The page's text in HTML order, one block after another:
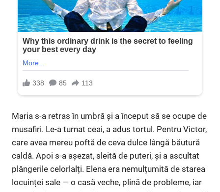
Maria s-a retras în umbră și a început să se ocupe de
musafiri. Le-a turnat ceai, a adus tortul. Pentru Victor,
care avea mereu poftă de ceva dulce lângă băutură
caldă. Apoi s-a așezat, sleită de puteri, și a ascultat
plângerile celorlalți. Elena era nemulțumită de starea
locuinței sale — o casă veche, plină de probleme, iar